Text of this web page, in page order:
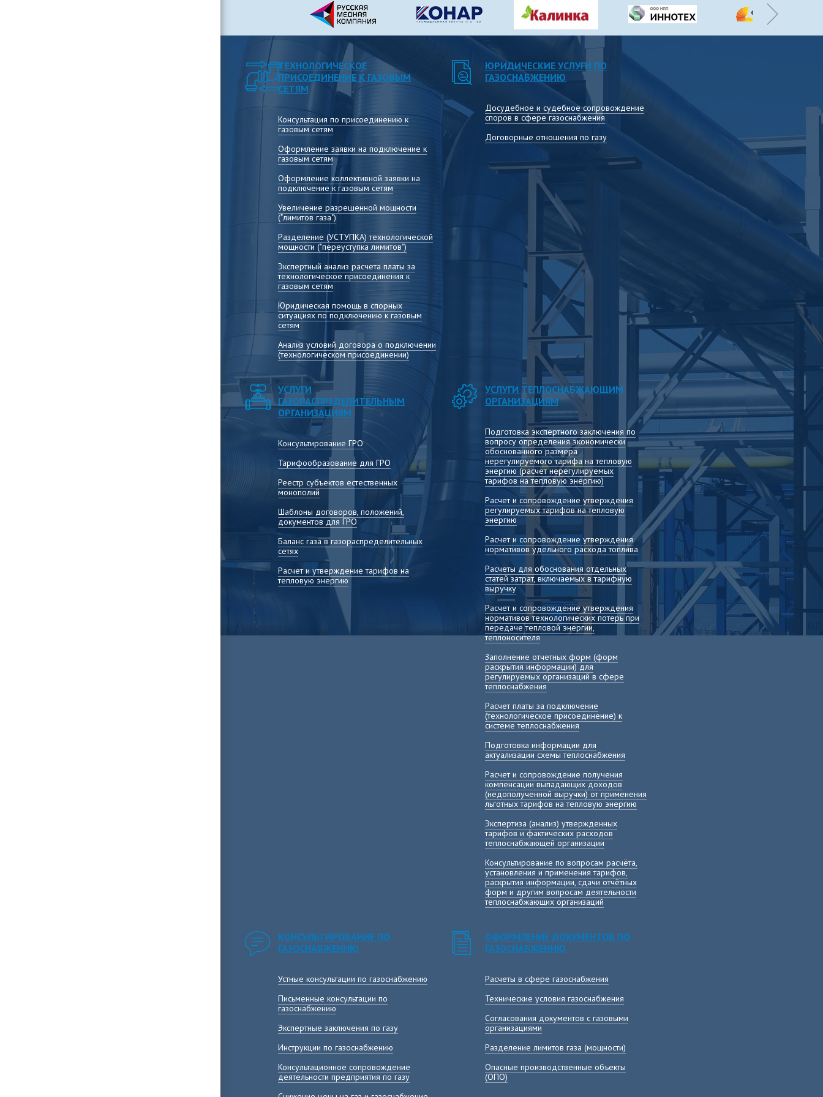
Консультирование по вопросам расчёта,
установления и применения тарифов, раскрытия
информации, сдачи отчётных форм и другим
вопросам деятельности теплоснабжающих
ТЕХНОЛОГИЧЕСКОЕ
ПРИСОЕДИНЕНИЕ К ГАЗОВЫМ
СЕТЯМ
Консультация по присоединению к
газовым сетям
Оформление заявки на подключение к
газовым сетям
Оформление коллективной заявки на
подключение к газовым сетям
Увеличение разрешенной мощности
("лимитов газа")
Разделение (УСТУПКА) технологической
мощности ("переуступка лимитов")
Экспертный анализ расчета платы за
технологическое присоединения к
газовым сетям
Юридическая помощь в спорных
ситуациях по подключению к газовым
сетям
Анализ условий договора о подключении
(технологическом присоединении)
ЮРИДИЧЕСКИЕ УСЛУГИ ПО
ГАЗОСНАБЖЕНИЮ
Досудебное и судебное сопровождение
споров в сфере газоснабжения
Договорные отношения по газу
УСЛУГИ
ГАЗОРАСПРЕДЕЛИТЕЛЬНЫМ
ОРГАНИЗАЦИЯМ
Консультирование ГРО
Тарифообразование для ГРО
Реестр субъектов естественных
монополий
Шаблоны договоров, положений,
документов для ГРО
Баланс газа в газораспределительных
сетях
Расчет и утверждение тарифов на
тепловую энергию
УСЛУГИ ТЕПЛОСНАБЖАЮЩИМ
ОРГАНИЗАЦИЯМ
Подготовка экспертного заключения по
вопросу определения экономически
обоснованного размера
нерегулируемого тарифа на тепловую
энергию (расчёт нерегулируемых
тарифов на тепловую энергию)
Расчет и сопровождение утверждения
регулируемых тарифов на тепловую
энергию
Расчет и сопровождение утверждения
нормативов удельного расхода топлива
Расчеты для обоснования отдельных
статей затрат, включаемых в тарифную
выручку
Расчет и сопровождение утверждения
нормативов технологических потерь при
передаче тепловой энергии,
теплоносителя
Заполнение отчетных форм (форм
раскрытия информации) для
регулируемых организаций в сфере
теплоснабжения
Расчет платы за подключение
(технологическое присоединение) к
системе теплоснабжения
Подготовка информации для
актуализации схемы теплоснабжения
Расчет и сопровождение получения
компенсации выпадающих доходов
(недополученной выручки) от применения
льготных тарифов на тепловую энергию
Экспертиза (анализ) утвержденных
тарифов и фактических расходов
теплоснабжающей организации
Консультирование по вопросам расчёта,
установления и применения тарифов,
раскрытия информации, сдачи отчётных
форм и другим вопросам деятельности
теплоснабжающих организаций
КОНСУЛЬТИРОВАНИЕ ПО
ГАЗОСНАБЖЕНИЮ
Устные консультации по газоснабжению
Письменные консультации по
газоснабжению
Экспертные заключения по газу
Инструкции по газоснабжению
Консультационное сопровождение
деятельности предприятия по газу
ОФОРМЛЕНИЕ ДОКУМЕНТОВ ПО
ГАЗОСНАБЖЕНИЮ
Расчеты в сфере газоснабжения
Технические условия газоснабжения
Согласования документов с газовыми
организациями
Разделение лимитов газа (мощности)
Опасные производственные объекты
(ОПО)